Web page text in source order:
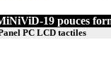
19 pouces
PC LCD tactiles